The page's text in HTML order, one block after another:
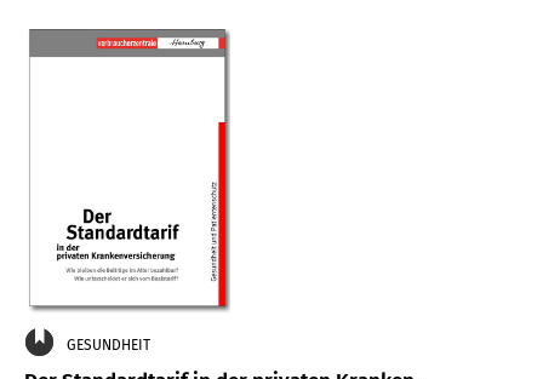
GESUNDHEIT